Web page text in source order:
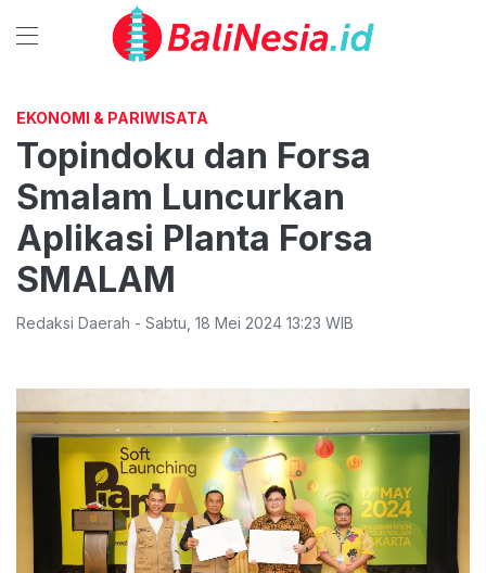
EKONOMI & PARIWISATA
Topindoku dan Forsa
Smalam Luncurkan
Aplikasi Planta Forsa
SMALAM
Redaksi Daerah - Sabtu 18 Mei 2024 13:23 WIB